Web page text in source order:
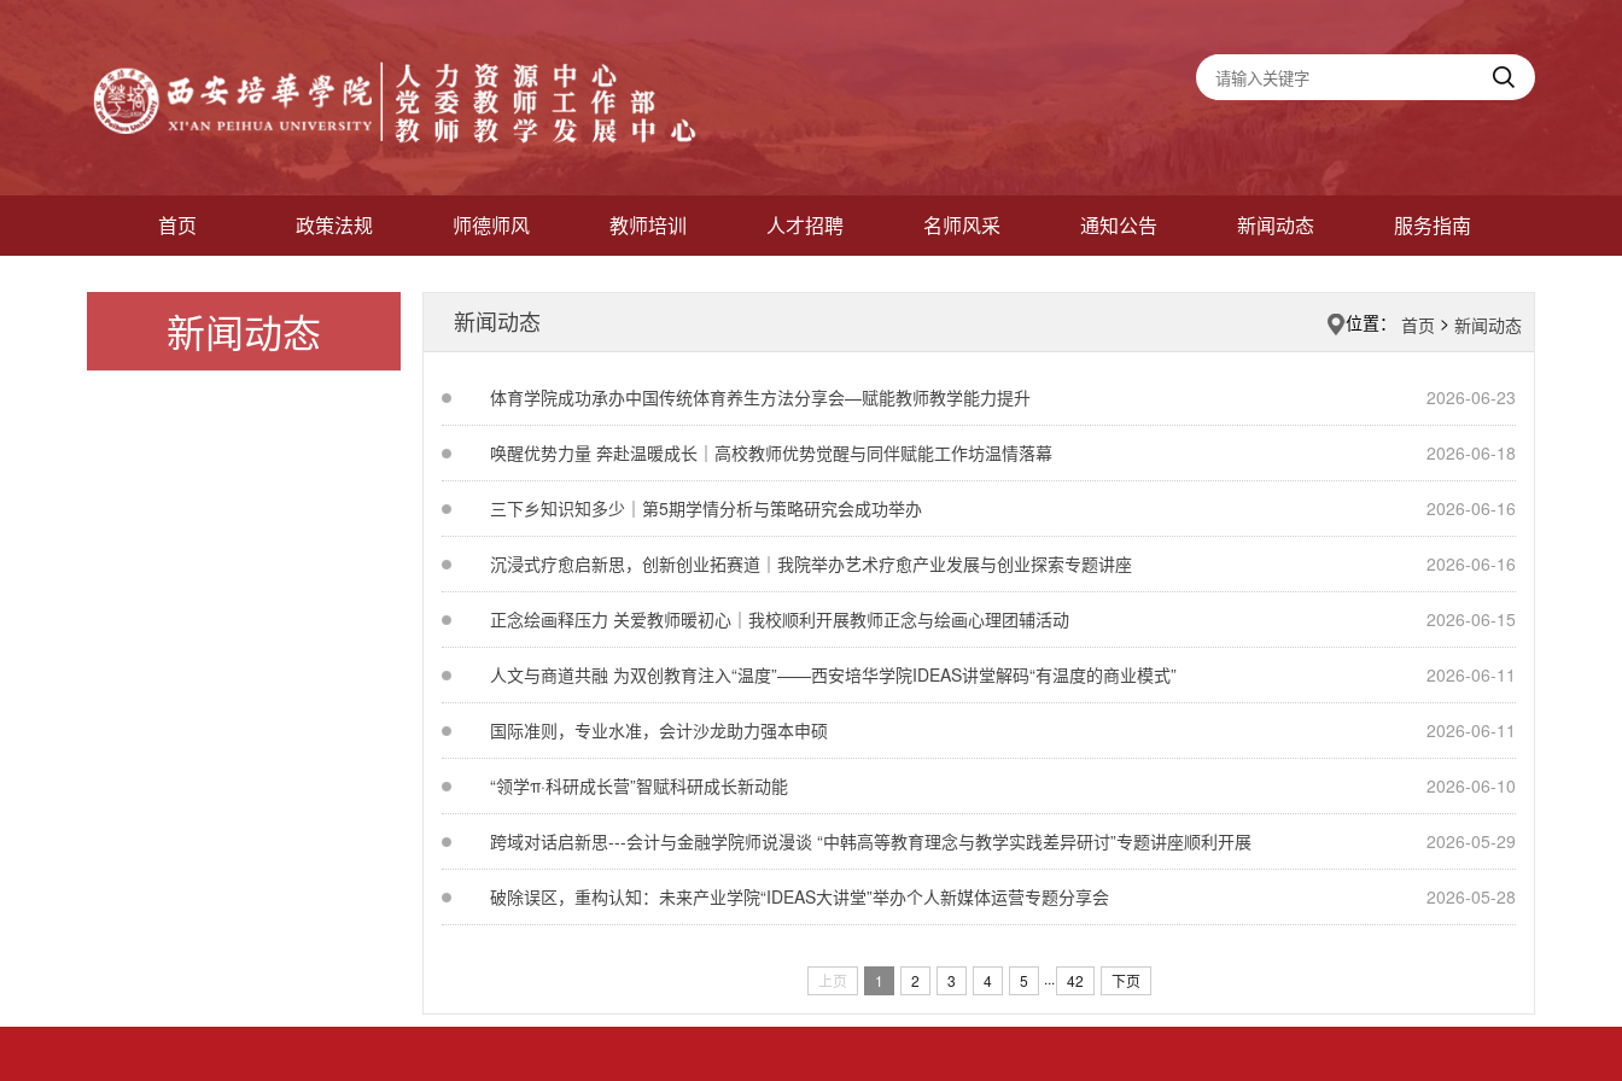
首页 政策法规 师德师风 教师培训 人才招聘 名师风采 通知公告 新闻动态 服务指南
新闻动态 新闻动态 位置： 首页 > 新闻动态
体育学院成功承办中国传统体育养生方法分享会—赋能教师教学能力提升 2026-06-23
唤醒优势力量 奔赴温暖成长｜高校教师优势觉醒与同伴赋能工作坊温情落幕 2026-06-18
三下乡知识知多少｜第5期学情分析与策略研究会成功举办 2026-06-16
沉浸式疗愈启新思，创新创业拓赛道｜我院举办艺术疗愈产业发展与创业探索专题讲座 2026-06-16
正念绘画释压力 关爱教师暖初心｜我校顺利开展教师正念与绘画心理团辅活动 2026-06-15
人文与商道共融 为双创教育注入“温度”——西安培华学院IDEAS讲堂解码“有温度的商业模式” 2026-06-11
国际准则，专业水准，会计沙龙助力强本申硕 2026-06-11
“领学π·科研成长营”智赋科研成长新动能 2026-06-10
跨域对话启新思---会计与金融学院师说漫谈 “中韩高等教育理念与教学实践差异研讨”专题讲座顺利开展 2026-05-29
破除误区，重构认知：未来产业学院“IDEAS大讲堂”举办个人新媒体运营专题分享会 2026-05-28
上页 1 2 3 4 5 ... 42 下页